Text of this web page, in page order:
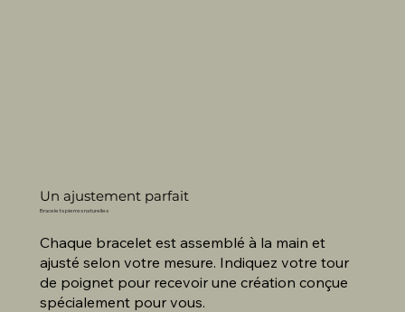
Un ajustement parfait
Bracelets pierres naturelles
Chaque bracelet est assemblé à la main et
ajusté selon votre mesure. Indiquez votre tour
de poignet pour recevoir une création conçue
spécialement pour vous.